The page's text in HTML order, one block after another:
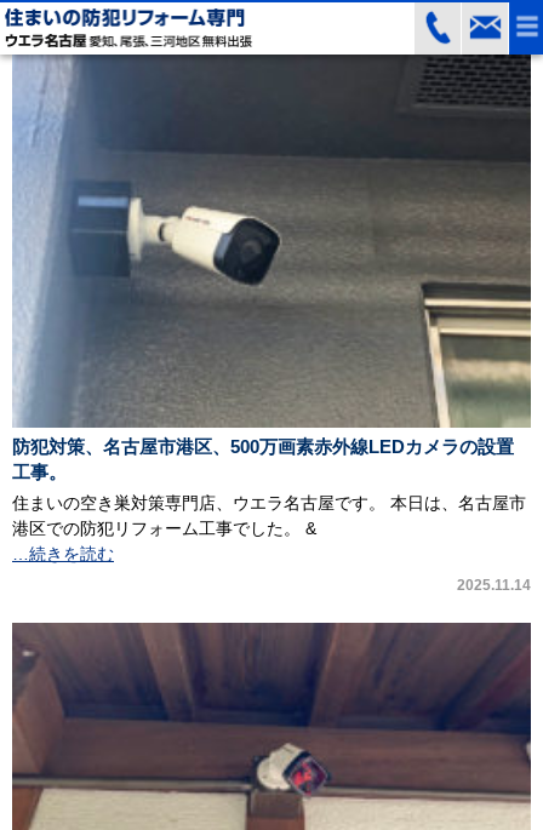
防犯対策、名古屋市港区、500万画素赤外線LEDカメラの設置
工事。
住まいの空き巣対策専門店、ウエラ名古屋です。 本日は、名古屋市
港区での防犯リフォーム工事でした。 &
…続きを読む
2025.11.14